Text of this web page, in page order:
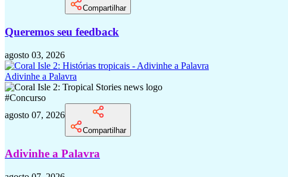
Compartilhar
Queremos seu feedback
agosto 03, 2026
Adivinhe a Palavra
#Concurso
agosto 07, 2026
Compartilhar
Adivinhe a Palavra